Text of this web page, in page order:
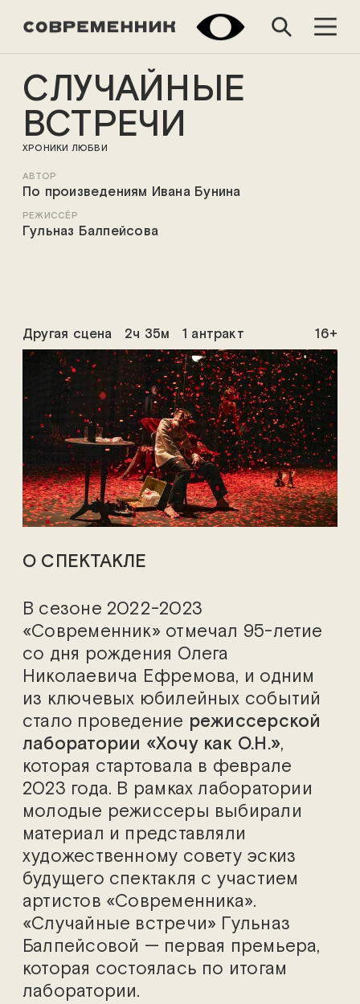
СЛУЧАЙНЫЕ
ВСТРЕЧИ
ХРОНИКИ ЛЮБВИ
АВТОР
По произведениям Ивана Бунина
РЕЖИССЁР
Гульназ Балпейсова
Другая сцена 2ч 35м 1 антракт 16+
О СПЕКТАКЛЕ
В сезоне 2022-2023
«Современник» отмечал 95-летие
со дня рождения Олега
Николаевича Ефремова, и одним
из ключевых юбилейных событий
стало проведение режиссерской
лаборатории «Хочу как О.Н.»,
которая стартовала в феврале
2023 года. В рамках лаборатории
молодые режиссеры выбирали
материал и представляли
художественному совету эскиз
будущего спектакля с участием
артистов «Современника».
«Случайные встречи» Гульназ
Балпейсовой — первая премьера,
которая состоялась по итогам
лаборатории.